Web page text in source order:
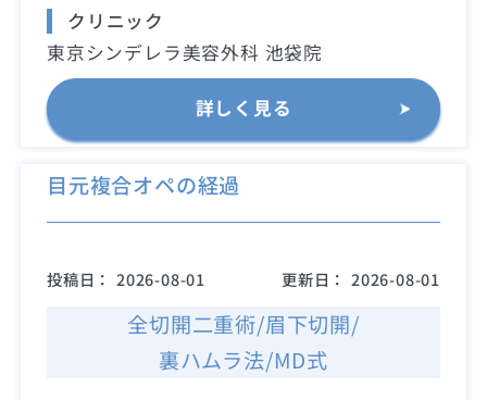
クリニック
東京シンデレラ美容外科 池袋院
詳しく見る
目元複合オペの経過
投稿日： 2026-08-01 更新日： 2026-08-01
全切開二重術/眉下切開/
裏ハムラ法/MD式